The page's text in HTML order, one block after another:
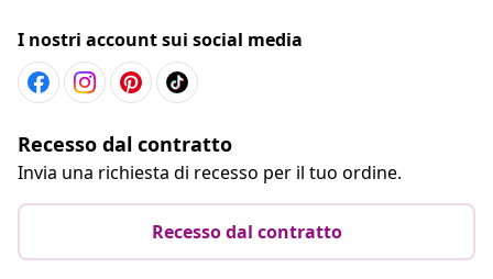
I nostri account sui social media
Recesso dal contratto
Invia una richiesta di recesso per il tuo ordine.
Recesso dal contratto